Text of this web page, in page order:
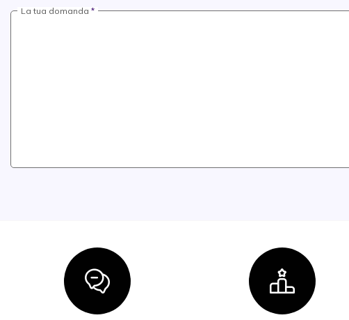
La tua domanda
Icon Icon